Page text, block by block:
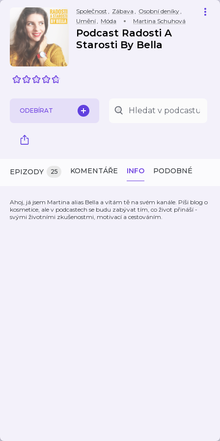
Společnost , Zábava , Osobní deníky,
Umění, Móda Martina Schuhová
Podcast Radosti A
Starosti By Bella
ODEBÍRAT
EPIZODY 25 KOMENTÁŘE INFO PODOBNÉ
Ahoj, já jsem Martina alias Bella a vítám tě na svém kanále. Píši blog o
kosmetice, ale v podcastech se budu zabývat tím, co život přináší -
svými životními zkušenostmi, motivací a cestováním.